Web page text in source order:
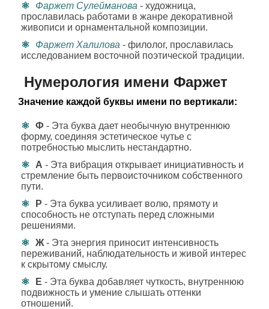
Фаржет Сулейманова - художница,
прославилась работами в жанре декоративной
живописи и орнаментальной композиции.
Фаржет Халилова - филолог, прославилась
исследованием восточной поэтической традиции.
Нумерология имени Фаржет
Значение каждой буквы имени по вертикали:
Ф - Эта буква дает необычную внутреннюю
форму, соединяя эстетическое чутье с
потребностью мыслить нестандартно.
А - Эта вибрация открывает инициативность и
стремление быть первоисточником собственного
пути.
Р - Эта буква усиливает волю, прямоту и
способность не отступать перед сложными
решениями.
Ж - Эта энергия приносит интенсивность
переживаний, наблюдательность и живой интерес
к скрытому смыслу.
Е - Эта буква добавляет чуткость, внутреннюю
подвижность и умение слышать оттенки
отношений.